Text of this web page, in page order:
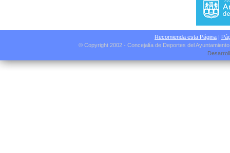
Recomienda esta Página |
© Copyright 2002 - Concejalía de Deportes del